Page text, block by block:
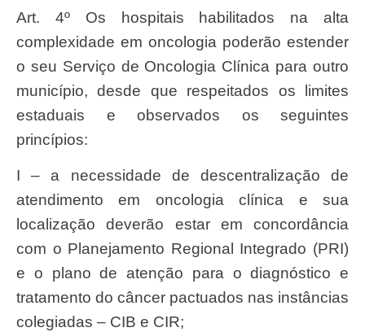
Art. 4º Os hospitais habilitados na alta
complexidade em oncologia poderão estender
o seu Serviço de Oncologia Clínica para outro
município, desde que respeitados os limites
estaduais e observados os seguintes
princípios:
I – a necessidade de descentralização de
atendimento em oncologia clínica e sua
localização deverão estar em concordância
com o Planejamento Regional Integrado (PRI)
e o plano de atenção para o diagnóstico e
tratamento do câncer pactuados nas instâncias
colegiadas – CIB e CIR;